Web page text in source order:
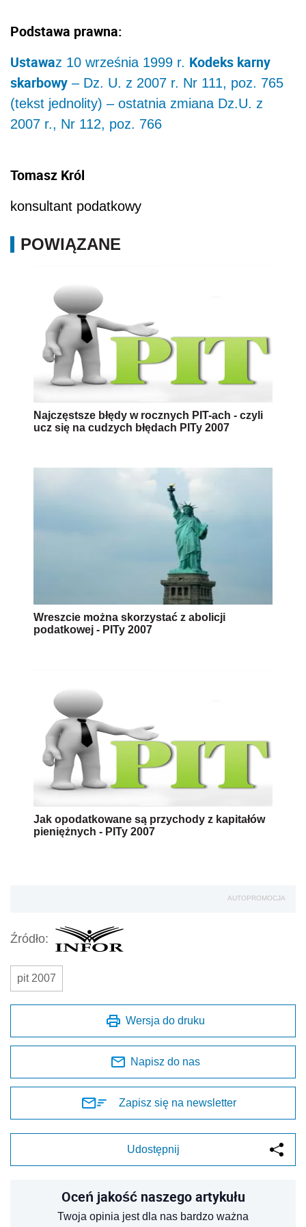
Podstawa prawna:
Ustawaz 10 września 1999 r. Kodeks karny
skarbowy – Dz. U. z 2007 r. Nr 111, poz. 765
(tekst jednolity) – ostatnia zmiana Dz.U. z
2007 r., Nr 112, poz. 766
Tomasz Król
konsultant podatkowy
POWIĄZANE
Najczęstsze błędy w rocznych PIT-ach - czyli
ucz się na cudzych błędach PITy 2007
Wreszcie można skorzystać z abolicji
podatkowej - PITy 2007
Jak opodatkowane są przychody z kapitałów
pieniężnych - PITy 2007
AUTOPROMOCJA
Źródło:
pit 2007
Wersja do druku
Napisz do nas
Zapisz się na newsletter
Udostępnij
Oceń jakość naszego artykułu
Twoja opinia jest dla nas bardzo ważna